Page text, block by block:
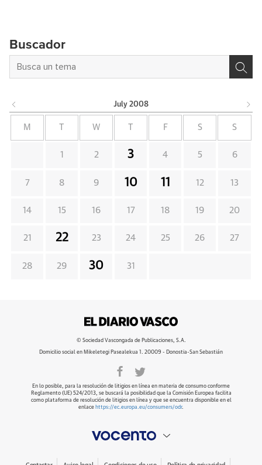
Buscador
July 2008
M W F S S
1 2 3 4 5 6
7 8 9 10 11 12 13
14 15 16 17 18 19 20
21 22 23 24 25 26 27
28 29 30 31
© Sociedad Vascongada de Publicaciones, S.A.
Domicilio social en Mikeletegi Pasealekua 1. 20009 - Donostia-San Sebastián
En lo posible, para la resolución de litigios en línea en materia de consumo conforme
Reglamento (UE) 524/2013, se buscará la posibilidad que la Comisión Europea facilita
como plataforma de resolución de litigios en línea y que se encuentra disponible en el
enlace https://ec.europa.eu/consumers/odr.